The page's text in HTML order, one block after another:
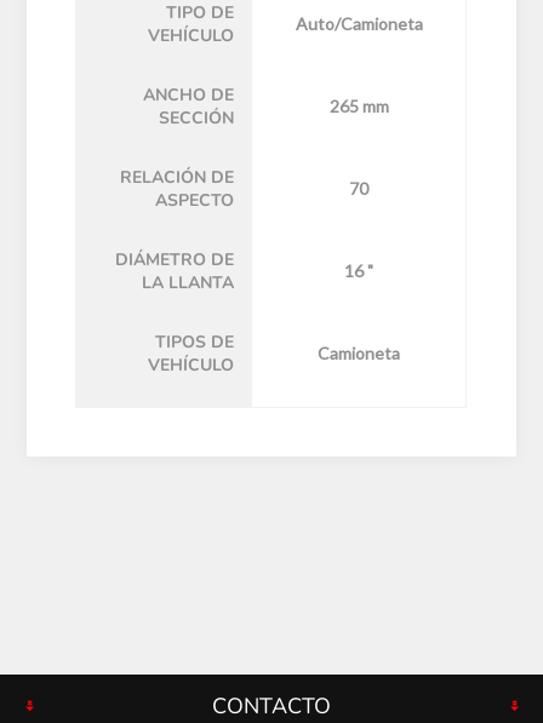
TIPO DE
VEHÍCULO
Auto/Camioneta
ANCHO DE
SECCIÓN
265 mm
RELACIÓN DE
ASPECTO
70
DIÁMETRO DE
LA LLANTA
16 "
TIPOS DE
VEHÍCULO
Camioneta
CONTACTO